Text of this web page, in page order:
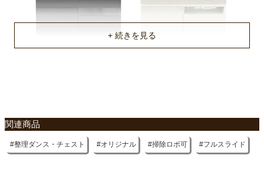
ベトナム
関連商品
整理ダンス・チェスト オリジナル 掃除ロボ可 フルスライド